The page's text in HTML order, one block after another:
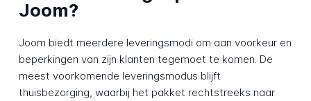
Joom?
Joom biedt meerdere leveringsmodi om aan voorkeur en
beperkingen van zijn klanten tegemoet te komen. De
meest voorkomende leveringsmodus blijft
thuisbezorging, waarbij het pakket rechtstreeks naar